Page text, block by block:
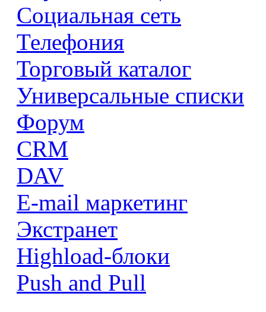
Социальная сеть
Телефония
Торговый каталог
Универсальные списки
Форум
CRM
DAV
E-mail маркетинг
Экстранет
Highload-блоки
Push and Pull